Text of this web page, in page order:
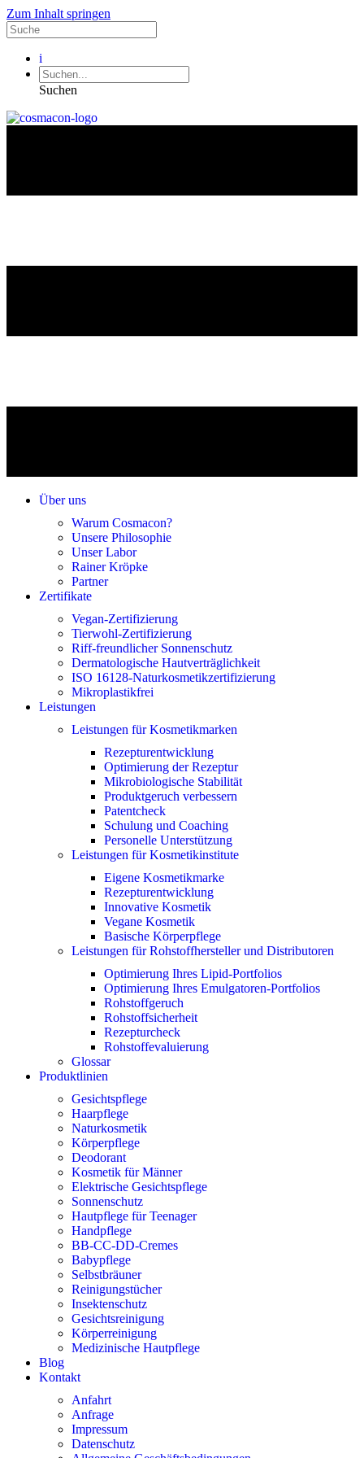
Zum Inhalt springen
i
Suchen
Über uns
Warum Cosmacon?
Unsere Philosophie
Unser Labor
Rainer Kröpke
Partner
Zertifikate
Vegan-Zertifizierung
Tierwohl-Zertifizierung
Riff-freundlicher Sonnenschutz
Dermatologische Hautverträglichkeit
ISO 16128-Naturkosmetikzertifizierung
Mikroplastikfrei
Leistungen
Leistungen für Kosmetikmarken
Rezepturentwicklung
Optimierung der Rezeptur
Mikrobiologische Stabilität
Produktgeruch verbessern
Patentcheck
Schulung und Coaching
Personelle Unterstützung
Leistungen für Kosmetikinstitute
Eigene Kosmetikmarke
Rezepturentwicklung
Innovative Kosmetik
Vegane Kosmetik
Basische Körperpflege
Leistungen für Rohstoffhersteller und Distributoren
Optimierung Ihres Lipid-Portfolios
Optimierung Ihres Emulgatoren-Portfolios
Rohstoffgeruch
Rohstoffsicherheit
Rezepturcheck
Rohstoffevaluierung
Glossar
Produktlinien
Gesichtspflege
Haarpflege
Naturkosmetik
Körperpflege
Deodorant
Kosmetik für Männer
Elektrische Gesichtspflege
Sonnenschutz
Hautpflege für Teenager
Handpflege
BB-CC-DD-Cremes
Babypflege
Selbstbräuner
Reinigungstücher
Insektenschutz
Gesichtsreinigung
Körperreinigung
Medizinische Hautpflege
Blog
Kontakt
Anfahrt
Anfrage
Impressum
Datenschutz